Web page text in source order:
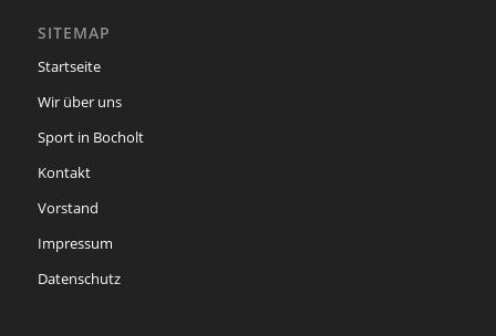
SITEMAP
Startseite
Wir über uns
Sport in Bocholt
Kontakt
Vorstand
Impressum
Datenschutz